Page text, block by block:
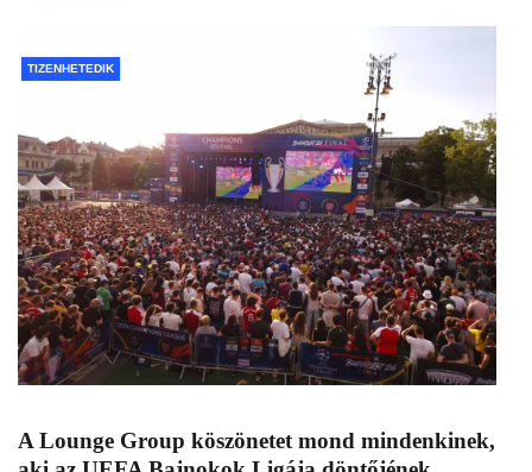
TIZENHETEDIK
A Lounge Group köszönetet mond mindenkinek,